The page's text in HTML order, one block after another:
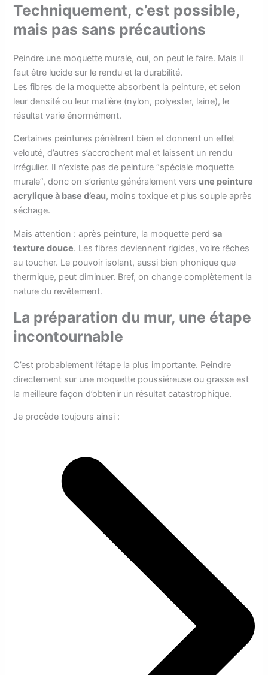
Techniquement, c’est possible,
mais pas sans précautions
Peindre une moquette murale, oui, on peut le faire. Mais il
faut être lucide sur le rendu et la durabilité.
Les fibres de la moquette absorbent la peinture, et selon
leur densité ou leur matière (nylon, polyester, laine), le
résultat varie énormément.
Certaines peintures pénètrent bien et donnent un effet
velouté, d’autres s’accrochent mal et laissent un rendu
irrégulier. Il n’existe pas de peinture “spéciale moquette
murale”, donc on s’oriente généralement vers une peinture
acrylique à base d’eau, moins toxique et plus souple après
séchage.
Mais attention : après peinture, la moquette perdsa
texture douce. Les fibres deviennent rigides, voire rêches
au toucher. Le pouvoir isolant, aussi bien phonique que
thermique, peut diminuer. Bref, on change complètement la
nature du revêtement.
La préparation du mur, une étape
incontournable
C’est probablement l’étape la plus importante. Peindre
directement sur une moquette poussiéreuse ou grasse est
la meilleure façon d’obtenir un résultat catastrophique.
Je procède toujours ainsi :